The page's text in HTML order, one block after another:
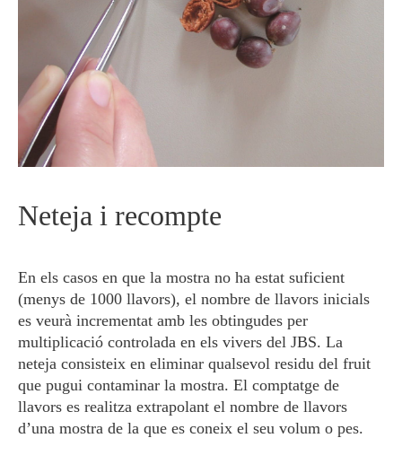
Neteja i recompte
En els casos en que la mostra no ha estat suficient
(menys de 1000 llavors), el nombre de llavors inicials
es veurà incrementat amb les obtingudes per
multiplicació controlada en els vivers del JBS. La
neteja consisteix en eliminar qualsevol residu del fruit
que pugui contaminar la mostra. El comptatge de
llavors es realitza extrapolant el nombre de llavors
d’una mostra de la que es coneix el seu volum o pes.